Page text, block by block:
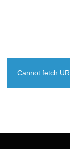
Cannot fetch